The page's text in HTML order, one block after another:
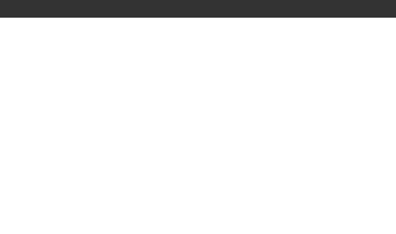
Karte und Wegbeschreibung